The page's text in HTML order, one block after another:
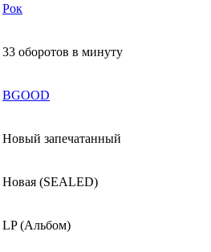
Рок
33 оборотов в минуту
BGOOD
Новый запечатанный
Новая (SEALED)
LP (Альбом)